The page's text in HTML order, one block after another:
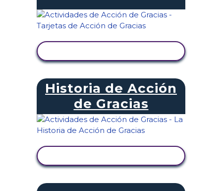
Historia de Acción
de Gracias